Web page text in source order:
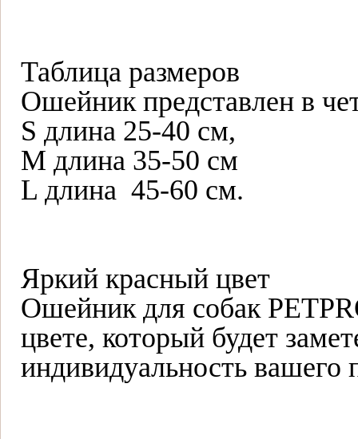
Таблица размеров
Ошейник представлен в
S длина 25-40 см,
M длина 35-50 см
L длина 45-60 см.
Яркий красный цвет
Ошейник для собак
цвете, который будет
индивидуальность вашего